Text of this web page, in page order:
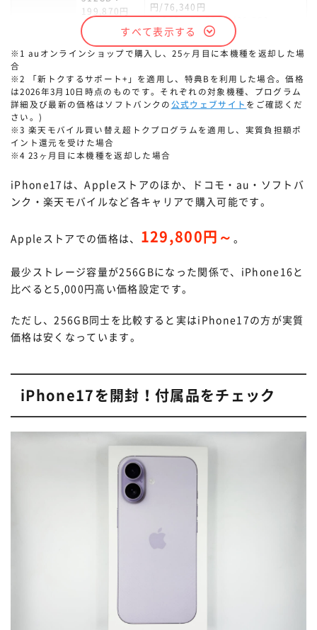
199,870円
円/76,340円
512GB：77,550円/99,550
円/108,790円
すべて表示する
※1 auオンラインショップで購入し、25ヶ月目に本機種を返却した場
合
※2 「新トクするサポート+」を適用し、特典Bを利用した場合。価格
は2026年3月10日時点のものです。それぞれの対象機種、プログラム
詳細及び最新の価格はソフトバンクの公式ウェブサイト をご確認くだ
さい。)
※3 楽天モバイル買い替え超トクプログラムを適用し、実質負担額ポ
イント還元を受けた場合
※4 23ヶ月目に本機種を返却した場合
iPhone17は、Appleストアのほか、ドコモ・au・ソフトバ
ンク・楽天モバイルなど各キャリアで購入可能です。
Appleストアでの価格は、 129,800円～ 。
最少ストレージ容量が256GBになった関係で、iPhone16と
比べると5,000円高い価格設定です。
ただし、256GB同士を比較すると実はiPhone17の方が実質
価格は安くなっています。
iPhone17を開封！付属品をチェック